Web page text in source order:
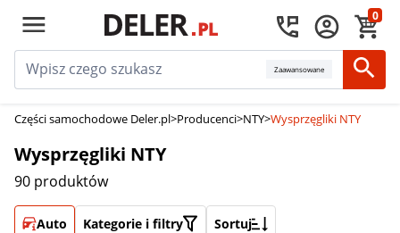
0
Zaawansowane
Części samochodowe Deler.pl>Producenci>NTY>Wysprzęgliki NTY
Wysprzęgliki NTY
90 produktów
Auto Kategorie i filtry Sortuj